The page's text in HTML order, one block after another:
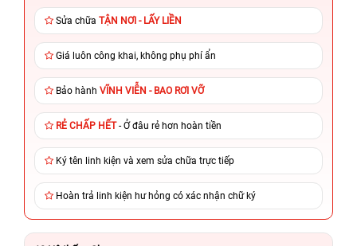
Sửa chữa TẬN NƠI - LẤY LIỀN
Giá luôn công khai, không phụ phí ẩn
Bảo hành VĨNH VIỄN - BAO RƠI VỠ
RẺ CHẤP HẾT- Ở đâu rẻ hơn hoàn tiền
Ký tên linh kiện và xem sửa chữa trực tiếp
Hoàn trả linh kiện hư hỏng có xác nhận chữ ký